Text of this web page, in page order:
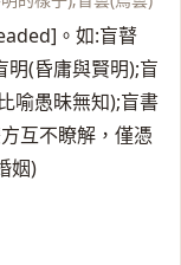
。如:盲瞽
明(昏庸與賢明);盲
喻愚昧無知);盲書
互不瞭解，僅憑
姻)